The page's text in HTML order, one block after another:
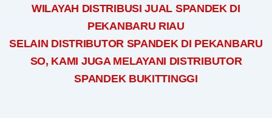
WILAYAH DISTRIBUSI JUAL SPANDEK DI
PEKANBARU RIAU
SELAIN DISTRIBUTOR SPANDEK DI PEKANBARU
SO, KAMI JUGA MELAYANI DISTRIBUTOR
SPANDEK BUKITTINGGI